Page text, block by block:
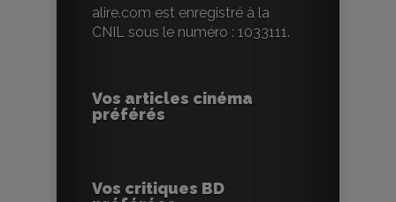
alire.com est enregistré à la
CNIL sous le numéro : 1033111.
Vos articles cinéma
préférés
Vos critiques BD